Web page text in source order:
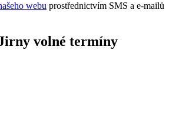
webu prostřednictvím SMS a e-mailů
volné termíny